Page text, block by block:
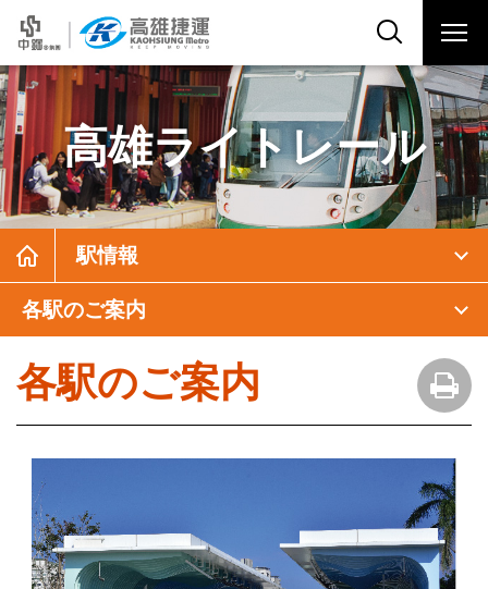
高雄ライトレール
駅情報
各駅のご案内
各駅のご案内